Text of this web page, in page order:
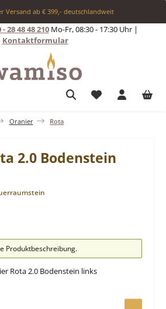
Versand ab € 399,- deutschlandweit
- 28 48 48 210Mo-Fr, 08:30 - 17:30 Uhr |
Kontaktformular
Du hast 0
Oranier Rota
2.0 Bodenstein
Produktbeschreibung.